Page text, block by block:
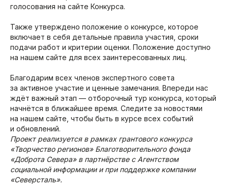
голосования на сайте Конкурса.
Также утверждено положение о конкурсе, которое
включает в себя детальные правила участия, сроки
подачи работ и критерии оценки. Положение доступно
на нашем сайте для всех заинтересованных лиц.
Благодарим всех членов экспертного совета
за активное участие и ценные замечания. Впереди нас
ждёт важный этап — отборочный тур конкурса, который
начнётся в ближайшее время. Следите за новостями
на нашем сайте, чтобы быть в курсе всех событий
и обновлений.
Проект реализуется в рамках грантового конкурса
«Творчество регионов» Благотворительного фонда
«Доброта Севера» в партнёрстве с Агентством
социальной информации и при поддержке компании
«Северсталь».